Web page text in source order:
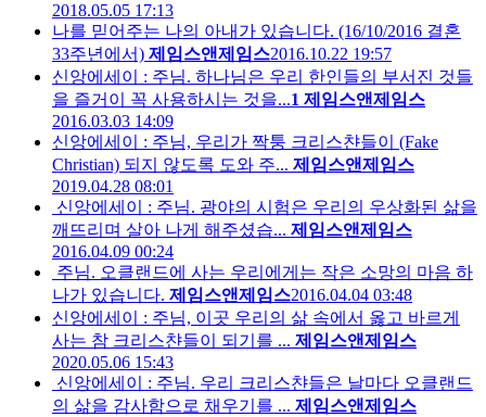
2018.05.05 17:13
나를 믿어주는 나의 아내가 있습니다. (16/10/2016 결혼
33주년에서) 제임스앤제임스2016.10.22 19:57
신앙에세이 : 주님. 하나님은 우리 한인들의 부서진 것들
을 즐거이 꼭 사용하시는 것을...1 제임스앤제임스
2016.03.03 14:09
신앙에세이 : 주님, 우리가 짝퉁 크리스챤들이 (Fake
Christian) 되지 않도록 도와 주... 제임스앤제임스
2019.04.28 08:01
신앙에세이 : 주님. 광야의 시험은 우리의 우상화된 삶을
깨뜨리며 살아 나게 해주셨습... 제임스앤제임스
2016.04.09 00:24
주님. 오클랜드에 사는 우리에게는 작은 소망의 마음 하
나가 있습니다. 제임스앤제임스2016.04.04 03:48
신앙에세이 : 주님, 이곳 우리의 삶 속에서 옳고 바르게
사는 참 크리스챤들이 되기를 ... 제임스앤제임스
2020.05.06 15:43
신앙에세이 : 주님. 우리 크리스챤들은 날마다 오클랜드
의 삶을 감사함으로 채우기를 ... 제임스앤제임스